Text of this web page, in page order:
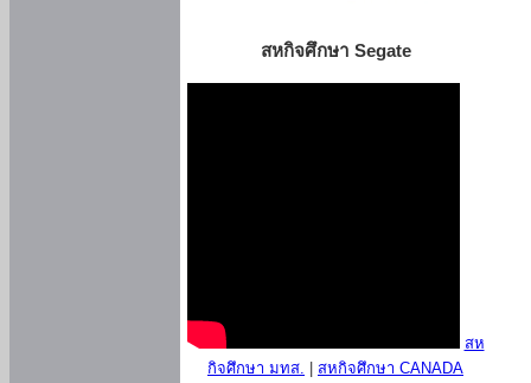
สหกิจศึกษา Segate
สห
กิจศึกษา มทส.
สหกิจศึกษา CANADA